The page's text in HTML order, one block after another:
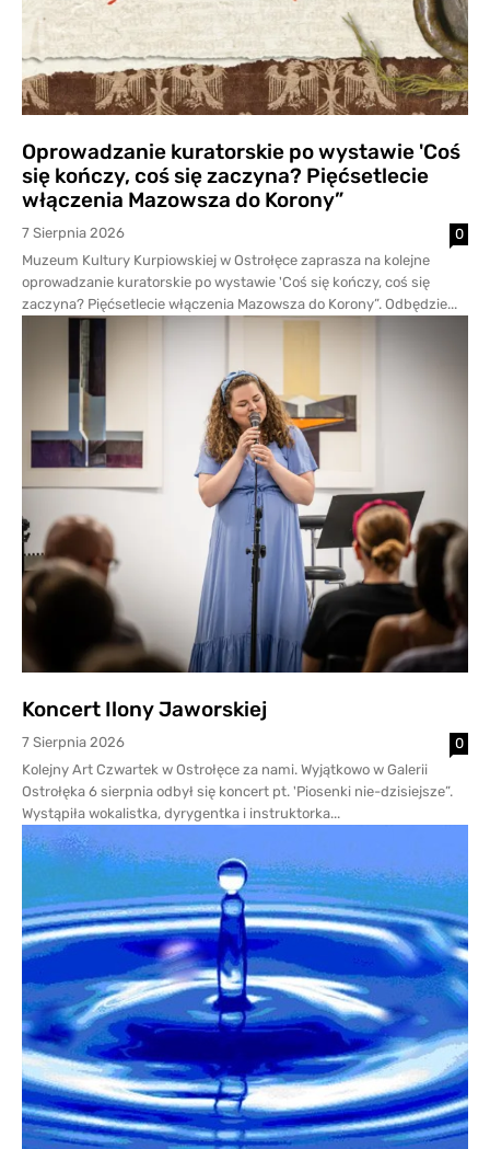
Oprowadzanie kuratorskie po wystawie 'Coś
się kończy, coś się zaczyna? Pięćsetlecie
włączenia Mazowsza do Korony”
7 Sierpnia 2026
0
Muzeum Kultury Kurpiowskiej w Ostrołęce zaprasza na kolejne
oprowadzanie kuratorskie po wystawie 'Coś się kończy, coś się
zaczyna? Pięćsetlecie włączenia Mazowsza do Korony”. Odbędzie...
Koncert Ilony Jaworskiej
7 Sierpnia 2026
0
Kolejny Art Czwartek w Ostrołęce za nami. Wyjątkowo w Galerii
Ostrołęka 6 sierpnia odbył się koncert pt. 'Piosenki nie-dzisiejsze”.
Wystąpiła wokalistka, dyrygentka i instruktorka...